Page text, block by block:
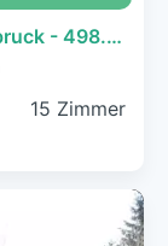
Mehrfamilienhaus zum Kauf - Vöcklabruck - 498.000 € - 15 Zimmer, 265 m², 767 m² Grundstück
15 Zimmer